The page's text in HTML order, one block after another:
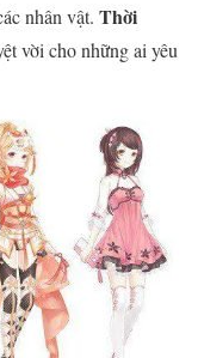
nhân vật. Thời
vời cho những ai yêu